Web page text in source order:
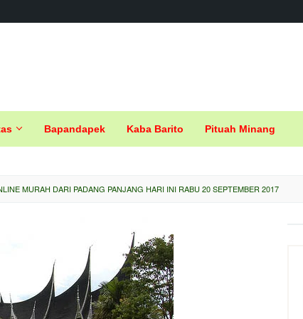
Bapandapek Kaba Barito Pituah Minang
MURAH DARI PADANG PANJANG HARI INI RABU 20 SEPTEMBER 2017